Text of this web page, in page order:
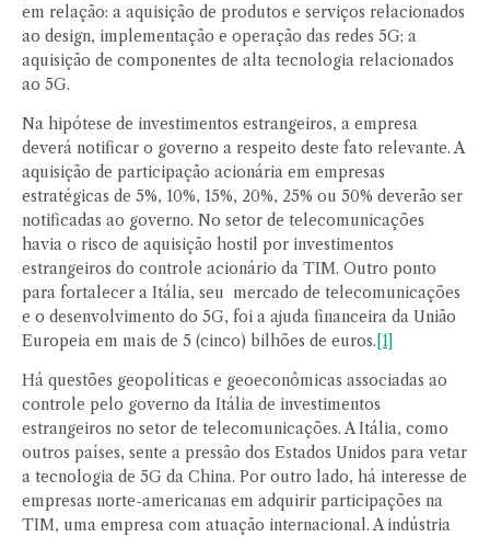
em relação: a aquisição de produtos e serviços relacionados
ao design, implementação e operação das redes 5G; a
aquisição de componentes de alta tecnologia relacionados
ao 5G.
Na hipótese de investimentos estrangeiros, a empresa
deverá notificar o governo a respeito deste fato relevante. A
aquisição de participação acionária em empresas
estratégicas de 5%, 10%, 15%, 20%, 25% ou 50% deverão ser
notificadas ao governo. No setor de telecomunicações
havia o risco de aquisição hostil por investimentos
estrangeiros do controle acionário da TIM. Outro ponto
para fortalecer a Itália, seu mercado de telecomunicações
e o desenvolvimento do 5G, foi a ajuda financeira da União
Europeia em mais de 5 (cinco) bilhões de euros. [1]
Há questões geopolíticas e geoeconômicas associadas ao
controle pelo governo da Itália de investimentos
estrangeiros no setor de telecomunicações. A Itália, como
outros países, sente a pressão dos Estados Unidos para vetar
a tecnologia de 5G da China. Por outro lado, há interesse de
empresas norte-americanas em adquirir participações na
TIM, uma empresa com atuação internacional. A indústria